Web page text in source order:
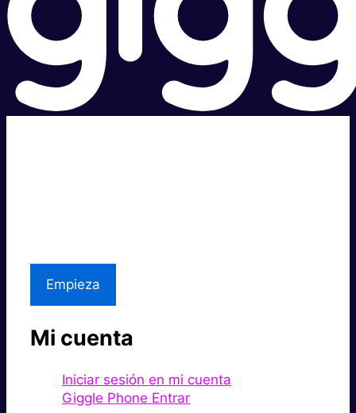
Empieza
Mi cuenta
Iniciar sesión en mi cuenta
Giggle Phone Entrar